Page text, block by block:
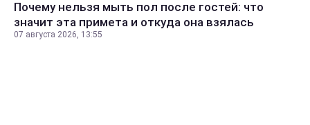
Почему нельзя мыть пол после гостей: что
значит эта примета и откуда она взялась
07 августа 2026, 13:55